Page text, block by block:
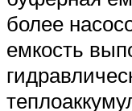
более
емкость